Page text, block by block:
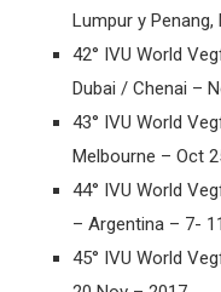
Lumpur y
42° IVU World
Dubai / Chenai –
43° IVU World
Melbourne – Oct
44° IVU World
– Argentina – 7-
45° IVU World